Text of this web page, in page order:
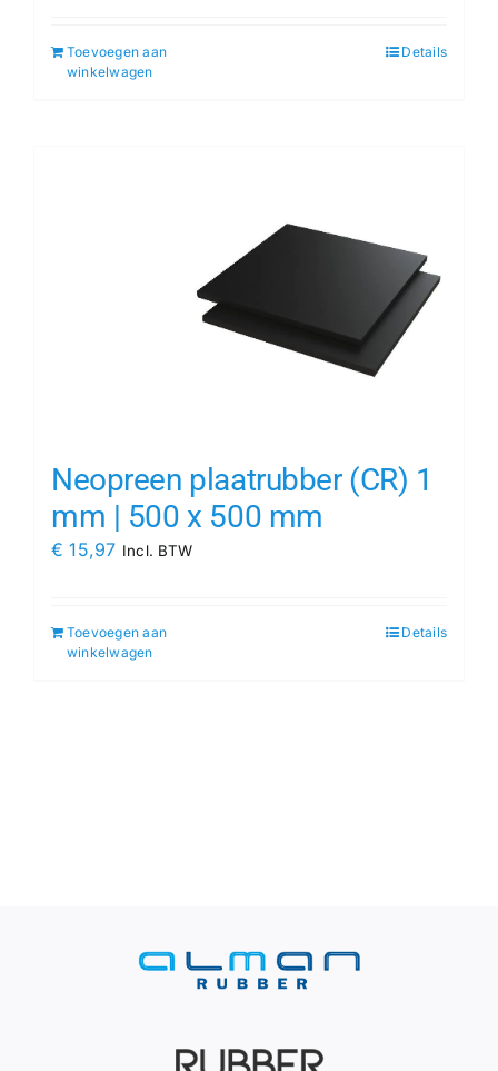
Toevoegen aan
winkelwagen
Details
Neopreen plaatrubber (CR) 1
mm | 500 x 500 mm
€ 15,97 Incl. BTW
Toevoegen aan
winkelwagen
Details